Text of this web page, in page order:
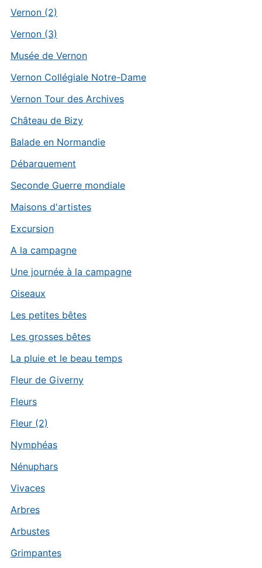
Vernon (2)
Vernon (3)
Musée de Vernon
Vernon Collégiale Notre-Dame
Vernon Tour des Archives
Château de Bizy
Balade en Normandie
Débarquement
Seconde Guerre mondiale
Maisons d'artistes
Excursion
A la campagne
Une journée à la campagne
Oiseaux
Les petites bêtes
Les grosses bêtes
La pluie et le beau temps
Fleur de Giverny
Fleurs
Fleur (2)
Nymphéas
Nénuphars
Vivaces
Arbres
Arbustes
Grimpantes